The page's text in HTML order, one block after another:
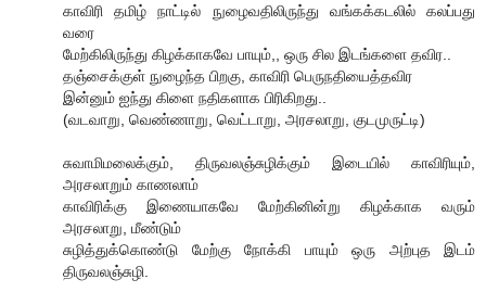
காவிரி தமிழ் நாட்டில் நுழைவதிலிருந்து வங்கக்கடலில் கலப்பது
வரை
மேற்கிலிருந்து கிழக்காகவே பாயும்,, ஒரு சில இடங்களை தவிர..
தஞ்சைக்குள் நுழைந்த பிறகு, காவிரி பெருநதியைத்தவிர
இன்னும் ஐந்து கிளை நதிகளாக பிரிகிறது..
(வடவாறு, வெண்ணாறு, வெட்டாறு, அரசலாறு, குடமுருட்டி)
சுவாமிமலைக்கும், திருவலஞ்சுழிக்கும் இடையில் காவிரியும்,
அரசலாறும் காணலாம்
காவிரிக்கு இணையாகவே மேற்கினின்று கிழக்காக வரும்
அரசலாறு, மீண்டும்
சுழித்துக்கொண்டு மேற்கு நோக்கி பாயும் ஒரு அற்புத இடம்
திருவலஞ்சுழி.